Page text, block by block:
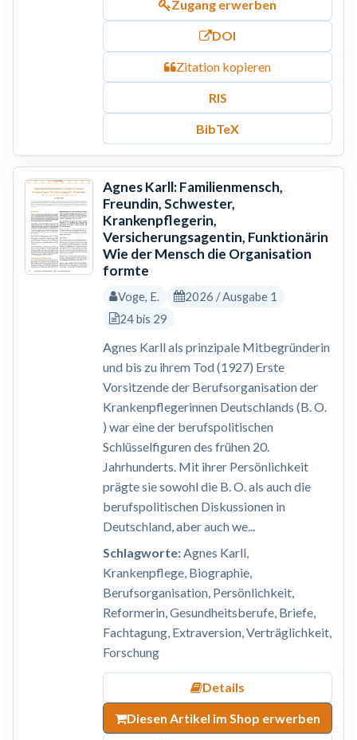
Zugang erwerben
DOI
Zitation kopieren
RIS
BibTeX
Agnes Karll: Familienmensch,
Freundin, Schwester,
Krankenpflegerin,
Versicherungsagentin, Funktionärin
Wie der Mensch die Organisation
formte
Voge, E.
2026 / Ausgabe 1
24 bis 29
Agnes Karll als prinzipale Mitbegründerin
und bis zu ihrem Tod (1927) Erste
Vorsitzende der Berufsorganisation der
Krankenpflegerinnen Deutschlands (B. O.
) war eine der berufspolitischen
Schlüsselfiguren des frühen 20.
Jahrhunderts. Mit ihrer Persönlichkeit
prägte sie sowohl die B. O. als auch die
berufspolitischen Diskussionen in
Deutschland, aber auch we...
Schlagworte:Agnes Karll,
Krankenpflege, Biographie,
Berufsorganisation, Persönlichkeit,
Reformerin, Gesundheitsberufe, Briefe,
Fachtagung, Extraversion, Verträglichkeit,
Forschung
Details
Diesen Artikel im Shop erwerben